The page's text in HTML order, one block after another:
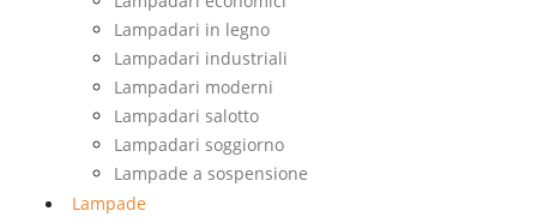
Lampadari in legno
Lampadari industriali
Lampadari moderni
Lampadari salotto
Lampadari soggiorno
Lampade a sospensione
Lampade